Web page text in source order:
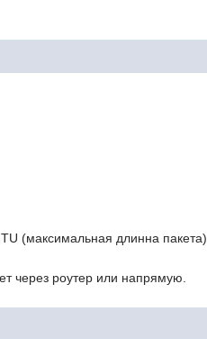
(максимальная длинна пакета)
через роутер или напрямую.